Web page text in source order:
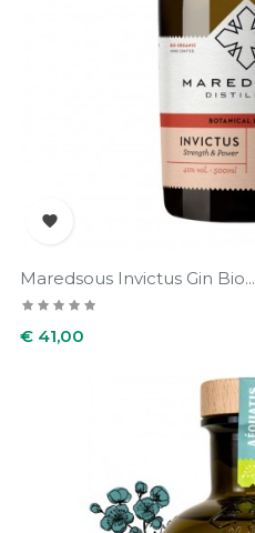

Maredsous Invictus Gin Bio...
Prijs
€ 41,00